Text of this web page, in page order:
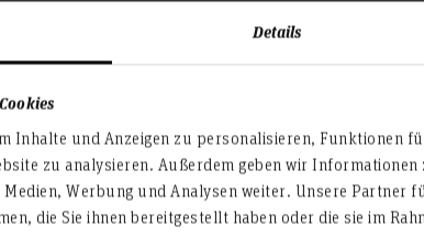
Details
Inhalte und Anzeigen zu personalisieren, Funktionen
zu analysieren. Außerdem geben wir
Werbung und Analysen weiter. Unsere Partner
die Sie ihnen bereitgestellt haben oder die sie im